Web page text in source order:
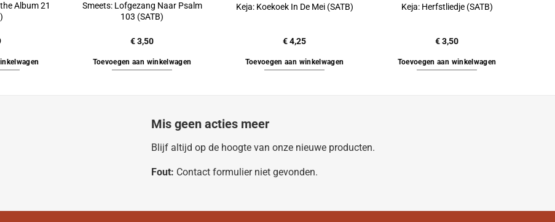
Album 21
Smeets: Lofgezang Naar Psalm
103 (SATB)
€3,50
Toevoegen aan winkelwagen
Keja: Koekoek In De Mei (SATB)
€4,25
Toevoegen aan winkelwagen
Keja: Herfstliedje (SATB)
€3,50
Toevoegen aan winkelwagen
Mis geen acties meer
Blijf altijd op de hoogte van onze nieuwe producten.
Fout: Contact formulier niet gevonden.